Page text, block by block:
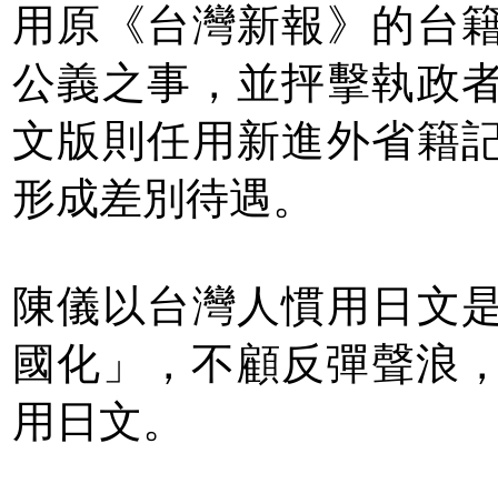
用原《台灣新報》的台
公義之事，並抨擊執政
文版則任用新進外省籍
形成差別待遇。
陳儀以台灣人慣用日文
國化」，不顧反彈聲浪
用日文。